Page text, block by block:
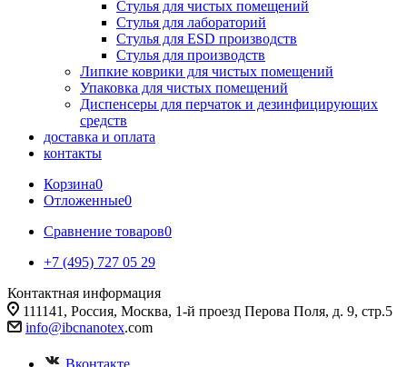
Стулья для чистых помещений
Стулья для лабораторий
Стулья для ESD производств
Стулья для производств
Липкие коврики для чистых помещений
Упаковка для чистых помещений
Диспенсеры для перчаток и дезинфицирующих
средств
доставка и оплата
контакты
Корзина0
Отложенные0
Сравнение товаров0
+7 (495) 727 05 29
Контактная информация
111141, Россия, Москва, 1-й проезд Перова Поля, д. 9, стр.5
info@ibcnanotex.com
Вконтакте